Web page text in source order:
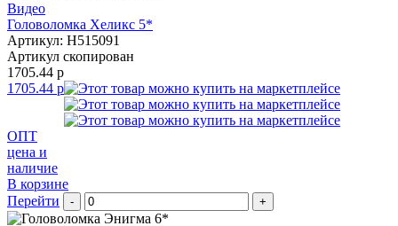
Видео
Головоломка Хеликс 5*
Артикул: H515091
Артикул скопирован
1705.44 р
1705.44 р
ОПТ
цена и
наличие
В корзине
Перейти
- +